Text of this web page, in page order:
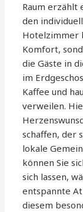
Raum erzählt
den
Hotelzimmer
Komfort,
die Gäste in
im
Kaffee und
verweilen.
schaffen, der
lokale
können Sie
sich lassen,
entspannte
diesem